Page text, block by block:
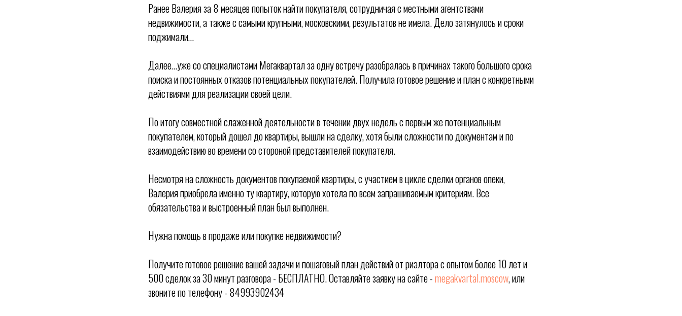
Ранее Валерия за 8 месяцев попыток найти покупателя, сотрудничая с местными агентствами
недвижимости, а также с самыми крупными, московскими, результатов не имела. Дело затянулось и сроки
поджимали…
Далее…уже со специалистами Мегаквартал за одну встречу разобралась в причинах такого большого срока
поиска и постоянных отказов потенциальных покупателей. Получила готовое решение и план с конкретными
действиями для реализации своей цели.
По итогу совместной слаженной деятельности в течении двух недель с первым же потенциальным
покупателем, который дошел до квартиры, вышли на сделку, хотя были сложности по документам и по
взаимодействию во времени со стороной представителей покупателя.
Несмотря на сложность документов покупаемой квартиры, с участием в цикле сделки органов опеки,
Валерия приобрела именно ту квартиру, которую хотела по всем запрашиваемым критериям. Все
обязательства и выстроенный план был выполнен.
Нужна помощь в продаже или покупке недвижимости?
Получите готовое решение вашей задачи и пошаговый план действий от риэлтора с опытом более 10 лет и
500 сделок за 30 минут разговора - БЕСПЛАТНО. Оставляйте заявку на сайте -megakvartal.moscow, или
звоните по телефону - 84993902434